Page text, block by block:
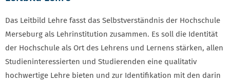
Das Leitbild Lehre fasst das Selbstverständnis der Hochschule
Merseburg als Lehrinstitution zusammen. Es soll die Identität
der Hochschule als Ort des Lehrens und Lernens stärken, allen
Studieninteressierten und Studierenden eine qualitativ
hochwertige Lehre bieten und zur Identifikation mit den darin